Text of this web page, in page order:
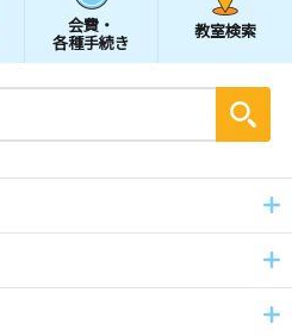
会費・
各種手続き
教室検索